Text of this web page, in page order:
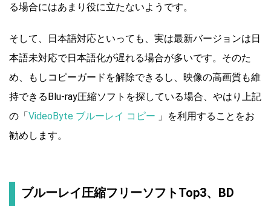
る場合にはあまり役に立たないようです。
そして、日本語対応といっても、実は最新バージョンは日
本語未対応で日本語化が遅れる場合が多いです。そのた
め、もしコピーガードを解除できるし、映像の高画質も維
持できるBlu-ray圧縮ソフトを探している場合、やはり上記
の「VideoByte ブルーレイ コピー 」を利用することをお
勧めします。
ブルーレイ圧縮フリーソフトTop3、BD